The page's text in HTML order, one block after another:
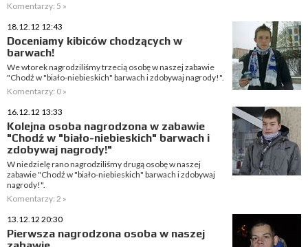
Komentarzy: 5 »
18.12.12 12:43
Doceniamy kibiców chodzących w
barwach!
We wtorek nagrodziliśmy trzecią osobę w naszej zabawie
"Chodź w "biało-niebieskich" barwach i zdobywaj nagrody!".
Komentarzy: 0 »
16.12.12 13:33
Kolejna osoba nagrodzona w zabawie
"Chodź w "biało-niebieskich" barwach i
zdobywaj nagrody!"
W niedzielę rano nagrodziliśmy drugą osobę w naszej
zabawie "Chodź w "biało-niebieskich" barwach i zdobywaj
nagrody!".
Komentarzy: 2 »
13.12.12 20:30
Pierwsza nagrodzona osoba w naszej